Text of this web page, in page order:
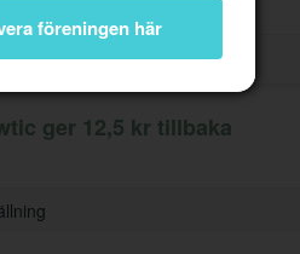
föreningen här
ger 12,5 kr tillbaka